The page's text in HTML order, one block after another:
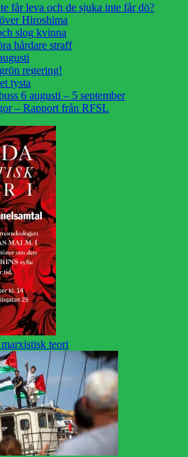
får leva och de sjuka inte får dö?
Hiroshima
slog kvinna
hårdare straff
regering!
tysta
6 augusti – 5 september
– Rapport från RFSL
teori